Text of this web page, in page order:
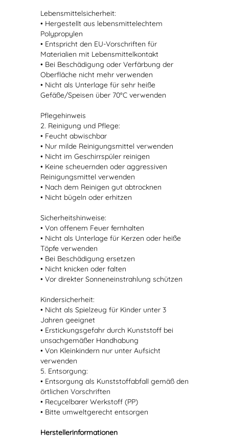
Lebensmittelsicherheit:
• Hergestellt aus lebensmittelechtem
Polypropylen
• Entspricht den EU-Vorschriften für
Materialien mit Lebensmittelkontakt
• Bei Beschädigung oder Verfärbung der
Oberfläche nicht mehr verwenden
• Nicht als Unterlage für sehr heiße
Gefäße/Speisen über 70°C verwenden
Pflegehinweis
2. Reinigung und Pflege:
• Feucht abwischbar
• Nur milde Reinigungsmittel verwenden
• Nicht im Geschirrspüler reinigen
• Keine scheuernden oder aggressiven
Reinigungsmittel verwenden
• Nach dem Reinigen gut abtrocknen
• Nicht bügeln oder erhitzen
Sicherheitshinweise:
• Von offenem Feuer fernhalten
• Nicht als Unterlage für Kerzen oder heiße
Töpfe verwenden
• Bei Beschädigung ersetzen
• Nicht knicken oder falten
• Vor direkter Sonneneinstrahlung schützen
Kindersicherheit:
• Nicht als Spielzeug für Kinder unter 3
Jahren geeignet
• Erstickungsgefahr durch Kunststoff bei
unsachgemäßer Handhabung
• Von Kleinkindern nur unter Aufsicht
verwenden
5. Entsorgung:
• Entsorgung als Kunststoffabfall gemäß den
örtlichen Vorschriften
• Recycelbarer Werkstoff (PP)
• Bitte umweltgerecht entsorgen
Herstellerinformationen